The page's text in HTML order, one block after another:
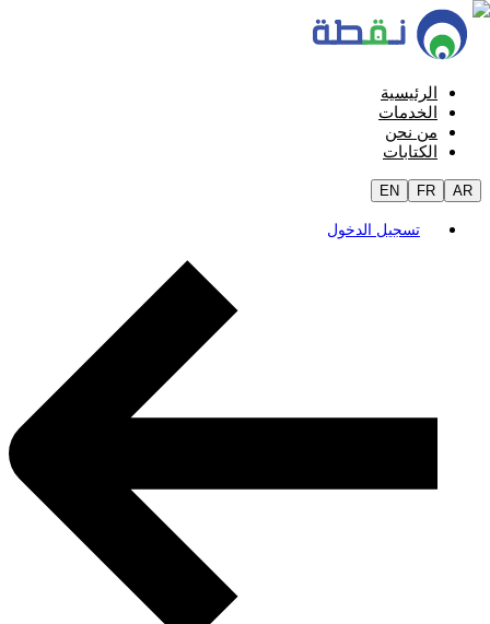
الرئيسية
الخدمات
من نحن
الكتابات
EN FR AR
تسجيل الدخول